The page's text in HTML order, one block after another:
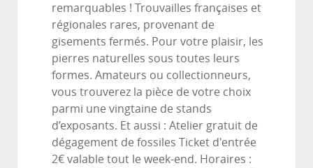
remarquables ! Trouvailles françaises et
régionales rares, provenant de
gisements fermés. Pour votre plaisir, les
pierres naturelles sous toutes leurs
formes. Amateurs ou collectionneurs,
vous trouverez la pièce de votre choix
parmi une vingtaine de stands
d’exposants. Et aussi : Atelier gratuit de
dégagement de fossiles Ticket d'entrée
2€ valable tout le week-end. Horaires :